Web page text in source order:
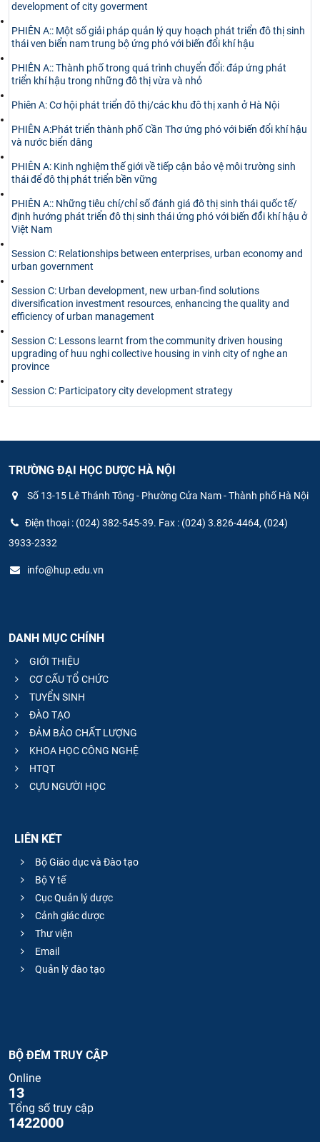
development of city goverment
PHIÊN A:: Một số giải pháp quản lý quy hoạch phát triển đô thị sinh
thái ven biển nam trung bộ ứng phó với biến đổi khí hậu
PHIÊN A:: Thành phố trong quá trình chuyển đổi: đáp ứng phát
triển khí hậu trong những đô thị vừa và nhỏ
Phiên A: Cơ hội phát triển đô thị/các khu đô thị xanh ở Hà Nội
PHIÊN A:Phát triển thành phố Cần Thơ ứng phó với biến đổi khí hậu
và nước biển dâng
PHIÊN A: Kinh nghiệm thế giới về tiếp cận bảo vệ môi trường sinh
thái để đô thị phát triển bền vững
PHIÊN A:: Những tiêu chí/chỉ số đánh giá đô thị sinh thái quốc tế/
định hướng phát triển đô thị sinh thái ứng phó với biến đổ̉i khí hậu ở
Việt Nam
Session C: Relationships between enterprises, urban economy and
urban government
Session C: Urban development, new urban-find solutions
diversification investment resources, enhancing the quality and
efficiency of urban management
Session C: Lessons learnt from the community driven housing
upgrading of huu nghi collective housing in vinh city of nghe an
province
Session C: Participatory city development strategy
TRƯỜNG ĐẠI HỌC DƯỢC HÀ NỘI
Số 13-15 Lê Thánh Tông - Phường Cửa Nam - Thành phố Hà Nội
Điện thoại : (024) 382-545-39. Fax : (024) 3.826-4464, (024)
3933-2332
info@hup.edu.vn
DANH MỤC CHÍNH
GIỚI THIỆU
CƠ CẤU TỔ CHỨC
TUYỂN SINH
ĐÀO TẠO
ĐẢM BẢO CHẤT LƯỢNG
KHOA HỌC CÔNG NGHỆ
HTQT
CỰU NGƯỜI HỌC
LIÊN KẾT
Bộ Giáo dục và Đào tạo
Bộ Y tế
Cục Quản lý dược
Cảnh giác dược
Thư viện
Email
Quản lý đào tạo
BỘ ĐẾM TRUY CẬP
Online
13
Tổng số truy cập
1422000